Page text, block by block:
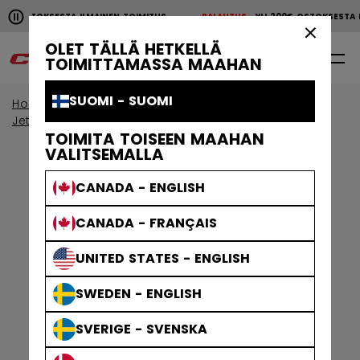
OLET TÄLLÄ HETKELLÄ
TOIMITTAMASSA MAAHAN
SUOMI - SUOMI
TOIMITA TOISEEN MAAHAN
VALITSEMALLA
CANADA - ENGLISH
CANADA - FRANÇAIS
UNITED STATES - ENGLISH
SWEDEN - ENGLISH
SVERIGE - SVENSKA
Pause the horizontal scroll animation.
OSTOKSESTA ILMAINEN TOIMITUSPALAUTUS YLI 200€
YLI 200€ OSTOKSESTA ILMAINEN TOIMITUS
Home Jääkiekkosuojat
Jetspeed - suojat